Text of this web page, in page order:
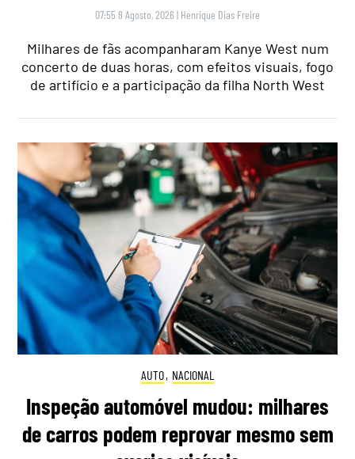
07:55 8 Agosto, 2026 | Henrique Dias Freire
Milhares de fãs acompanharam Kanye West num
concerto de duas horas, com efeitos visuais, fogo
de artifício e a participação da filha North West
AUTO, NACIONAL
Inspeção automóvel mudou: milhares
de carros podem reprovar mesmo sem